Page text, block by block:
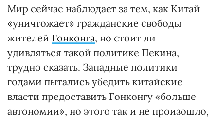
Мир сейчас наблюдает за тем, как Китай
«уничтожает» гражданские свободы
жителей Гонконга, но стоит ли
удивляться такой политике Пекина,
трудно сказать. Западные политики
годами пытались убедить китайские
власти предоставить Гонконгу «больше
автономии», но этого так и не произошло,